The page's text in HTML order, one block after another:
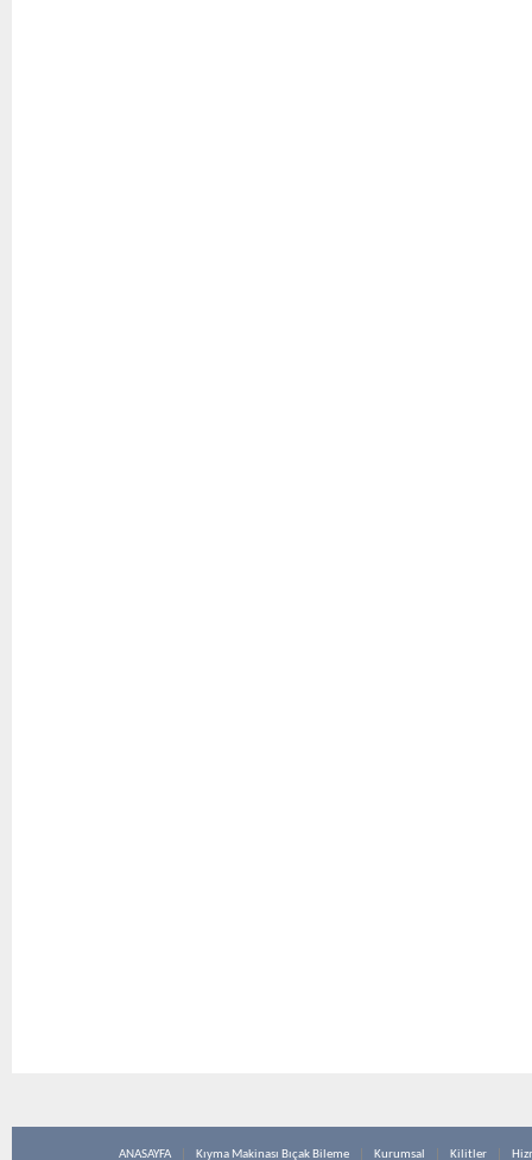
ANASAYFA Kıyma Makinası Bıçak Bileme Kurumsal Kilitler